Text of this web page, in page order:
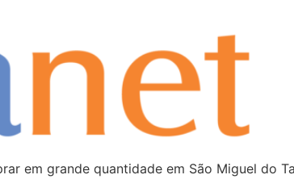
em grande quantidade em São Miguel do